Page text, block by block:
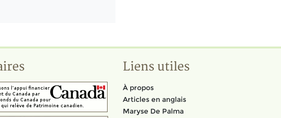
Liens utiles
À propos
Articles en anglais
Maryse De Palma